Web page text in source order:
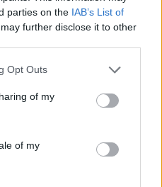
parties on the IAB’s List of
further disclose it to other
Opt Outs
of my
of my